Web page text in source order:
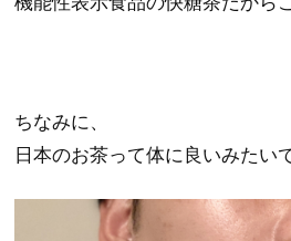
ちなみに、
日本のお茶って体に良いみたいで